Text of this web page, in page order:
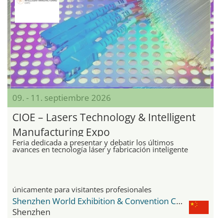
09. - 11. septiembre 2026
CIOE – Lasers Technology & Intelligent
Manufacturing Expo
Feria dedicada a presentar y debatir los últimos
avances en tecnología láser y fabricación inteligente
únicamente para visitantes profesionales
Shenzhen World Exhibition & Convention Center
Shenzhen